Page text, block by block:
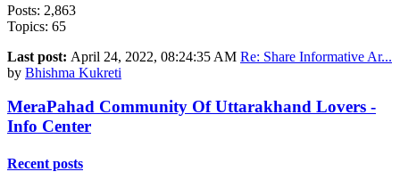
Posts: 2,863
Topics: 65
Last post: April 24, 2022, 08:24:35 AM Re: Share Informative Ar...
by Bhishma Kukreti
MeraPahad Community Of Uttarakhand Lovers -
Info Center
Recent posts